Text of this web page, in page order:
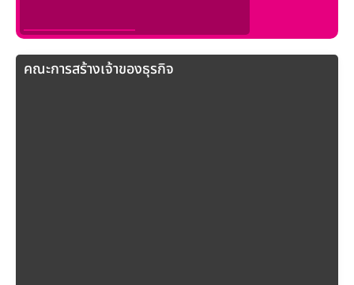
คณะการสร้างเจ้าของธุรกิจ
วิทยาลัยโลจิสติกส์และซัพพลายเชน